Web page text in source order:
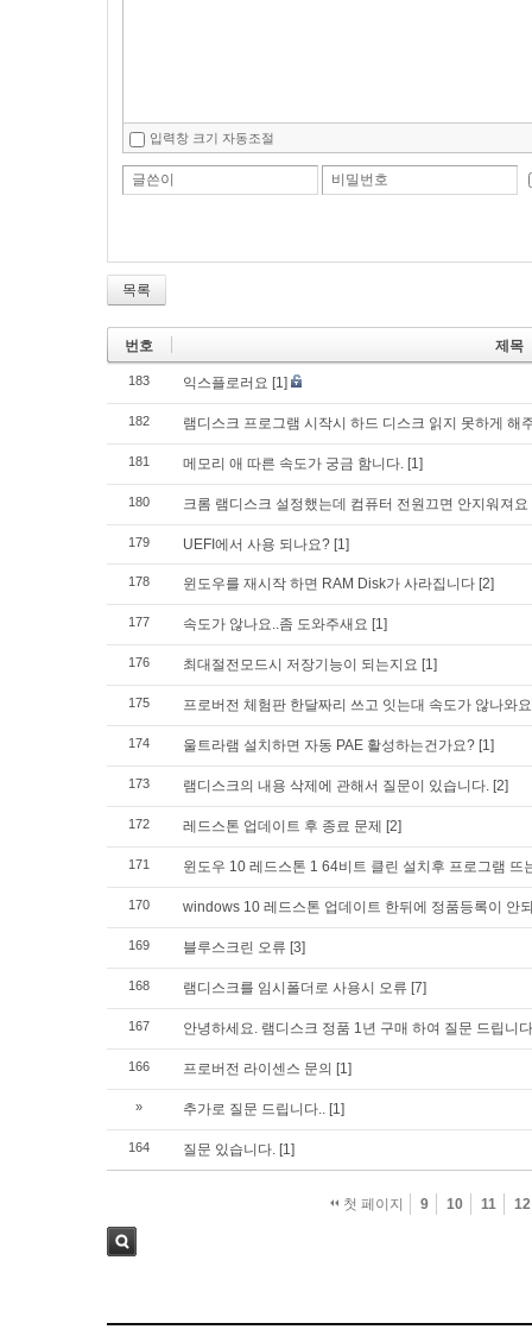
입력창 크기 자동조절
글쓴이 비밀번호
목록
번호 제목
183 익스플로러요 [1]
182 램디스크 프로그램 시작시 하드 디스크 읽지 못하게 해
181 메모리 애 따른 속도가 궁금 함니다. [1]
180 크롬 램디스크 설정했는데 컴퓨터 전원끄면 안지워져요
179 UEFI에서 사용 되나요? [1]
178 윈도우를 재시작 하면 RAM Disk가 사라집니다 [2]
177 속도가 않나요..좀 도와주새요 [1]
176 최대절전모드시 저장기능이 되는지요 [1]
175 프로버전 체험판 한달짜리 쓰고 잇는대 속도가 않나와요
174 울트라램 설치하면 자동 PAE 활성하는건가요? [1]
173 램디스크의 내용 삭제에 관해서 질문이 있습니다. [2]
172 레드스톤 업데이트 후 종료 문제 [2]
171 윈도우 10 레드스톤 1 64비트 클린 설치후 프로그램 뜨
170 windows 10 레드스톤 업데이트 한뒤에 정품등록이 안
169 블루스크린 오류 [3]
168 램디스크를 임시폴더로 사용시 오류 [7]
167 안녕하세요. 램디스크 정품 1년 구매 하여 질문 드립니다
166 프로버전 라이센스 문의 [1]
» 추가로 질문 드립니다.. [1]
164 질문 있습니다. [1]
첫 페이지 9 10 11 12